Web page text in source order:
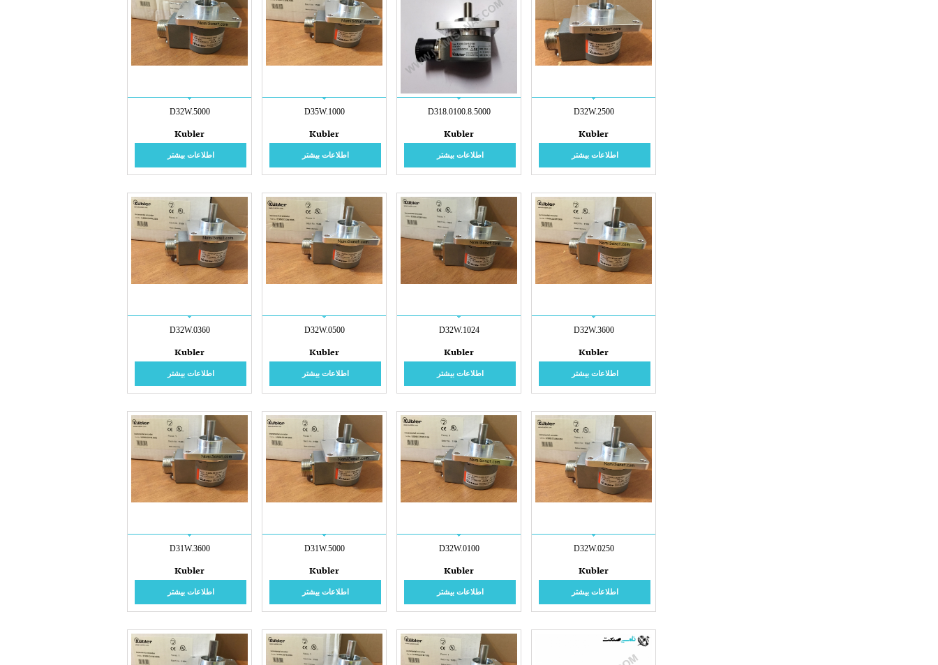
D32W.2500
Kubler
اطلاعات بیشتر
8.5000.D318.0100
Kubler
اطلاعات بیشتر
D35W.1000
Kubler
اطلاعات بیشتر
D32W.5000
Kubler
اطلاعات بیشتر
D32W.3600
Kubler
اطلاعات بیشتر
D32W.1024
Kubler
اطلاعات بیشتر
D32W.0500
Kubler
اطلاعات بیشتر
D32W.0360
Kubler
اطلاعات بیشتر
D32W.0250
Kubler
اطلاعات بیشتر
D32W.0100
Kubler
اطلاعات بیشتر
D31W.5000
Kubler
اطلاعات بیشتر
D31W.3600
Kubler
اطلاعات بیشتر